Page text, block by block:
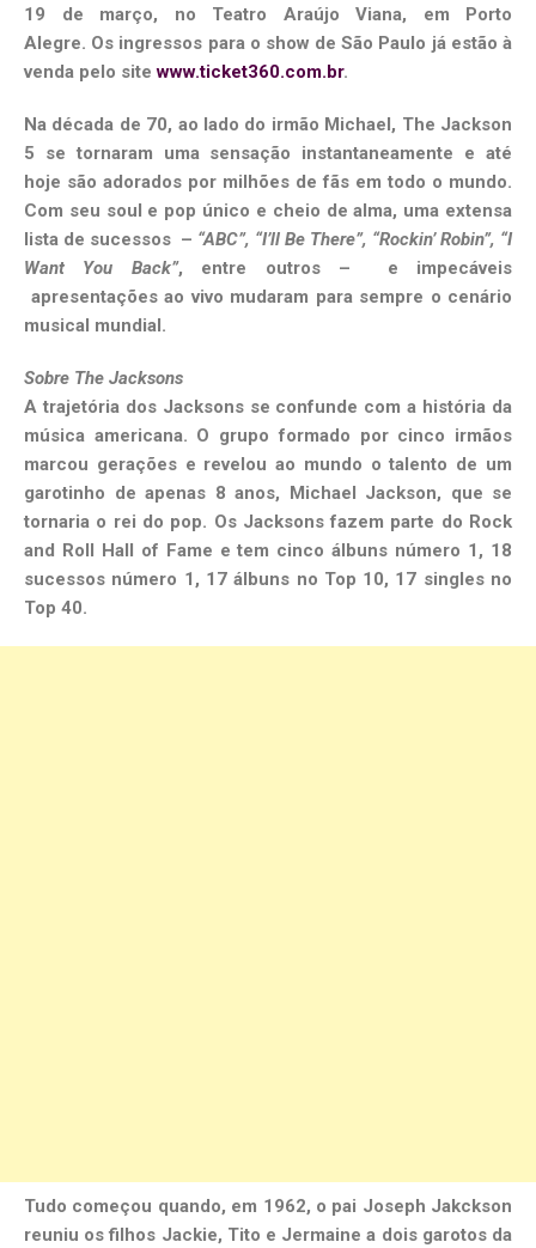
19 de março, no Teatro Araújo Viana, em Porto
Alegre. Os ingressos para o show de São Paulo já estão à
venda pelo sitewww.ticket360.com.br.
Na década de 70, ao lado do irmão Michael, The Jackson
5 se tornaram uma sensação instantaneamente e até
hoje são adorados por milhões de fãs em todo o mundo.
Com seu soul e pop único e cheio de alma, uma extensa
lista de sucessos – “ABC”, “I’ll Be There”, “Rockin’ Robin”, “I
Want You Back”, entre outros – e impecáveis
apresentações ao vivo mudaram para sempre o cenário
musical mundial.
Sobre The Jacksons
A trajetória dos Jacksons se confunde com a história da
música americana. O grupo formado por cinco irmãos
marcou gerações e revelou ao mundo o talento de um
garotinho de apenas 8 anos, Michael Jackson, que se
tornaria o rei do pop. Os Jacksons fazem parte do Rock
and Roll Hall of Fame e tem cinco álbuns número 1, 18
sucessos número 1, 17 álbuns no Top 10, 17 singles no
Top 40.
Tudo começou quando, em 1962, o pai Joseph Jakckson
reuniu os filhos Jackie, Tito e Jermaine a dois garotos da